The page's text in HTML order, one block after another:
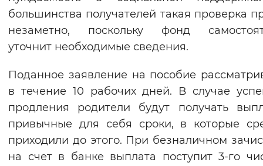
большинства получателей такая проверка
незаметно, поскольку фонд
уточнит необходимые сведения.
Поданное заявление на пособие
в течение 10 рабочих дней. В случае
продления родители будут получать
привычные для себя сроки, в которые
приходили до этого. При безналичном
на счет в банке выплата поступит 3-го